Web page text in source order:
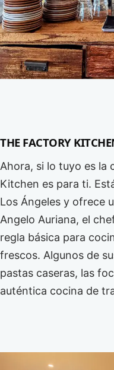
THE FACTORY
Ahora, si lo tuyo es la
Kitchen es para ti.
Los Ángeles y ofrece
Angelo Auriana, el
regla básica para
frescos. Algunos de
pastas caseras, las
auténtica cocina de